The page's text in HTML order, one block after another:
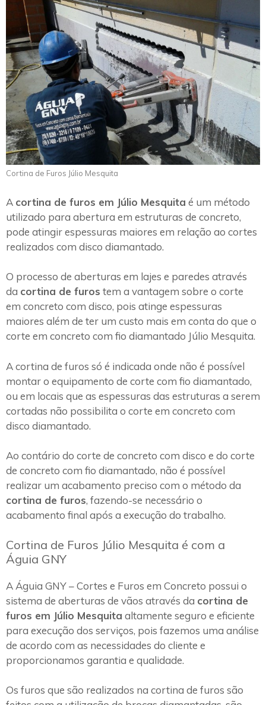
Cortina de Furos Júlio Mesquita
A cortina de furos em Júlio Mesquita é um método
utilizado para abertura em estruturas de concreto,
pode atingir espessuras maiores em relação ao cortes
realizados com disco diamantado.
O processo de aberturas em lajes e paredes através
da cortina de furos tem a vantagem sobre o corte
em concreto com disco, pois atinge espessuras
maiores além de ter um custo mais em conta do que o
corte em concreto com fio diamantado Júlio Mesquita.
A cortina de furos só é indicada onde não é possível
montar o equipamento de corte com fio diamantado,
ou em locais que as espessuras das estruturas a serem
cortadas não possibilita o corte em concreto com
disco diamantado.
Ao contário do corte de concreto com disco e do corte
de concreto com fio diamantado, não é possível
realizar um acabamento preciso com o método da
cortina de furos, fazendo-se necessário o
acabamento final após a execução do trabalho.
Cortina de Furos Júlio Mesquita é com a
Águia GNY
A Águia GNY – Cortes e Furos em Concreto possui o
sistema de aberturas de vãos através da cortina de
furos em Júlio Mesquita altamente seguro e eficiente
para execução dos serviços, pois fazemos uma análise
de acordo com as necessidades do cliente e
proporcionamos garantia e qualidade.
Os furos que são realizados na cortina de furos são